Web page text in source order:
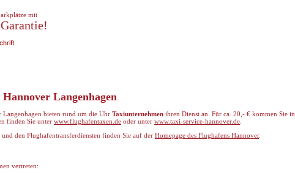
Langenhagen
bieten rund um die Uhr Taxiunternehmen ihren Dienst an. Für ca. 20,- € kommen Sie in
finden Sie unter www.flughafentaxen.de oder unter www.taxi-service-hannover.de
und den Flughafentransferdiensten finden Sie auf der Homepage des Flughafens Hannover.
vertreten:
mit